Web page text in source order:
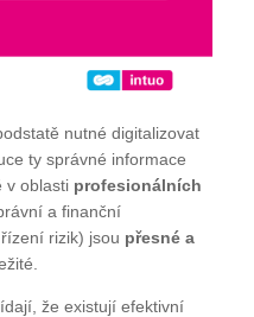
nutné digitalizovat
ty správné informace
v oblasti profesionálních
a finanční
rizik) jsou přesné a
že existují efektivní